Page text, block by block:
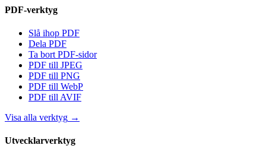
PDF-verktyg
Slå ihop PDF
Dela PDF
Ta bort PDF-sidor
PDF till JPEG
PDF till PNG
PDF till WebP
PDF till AVIF
Visa alla verktyg →
Utvecklarverktyg